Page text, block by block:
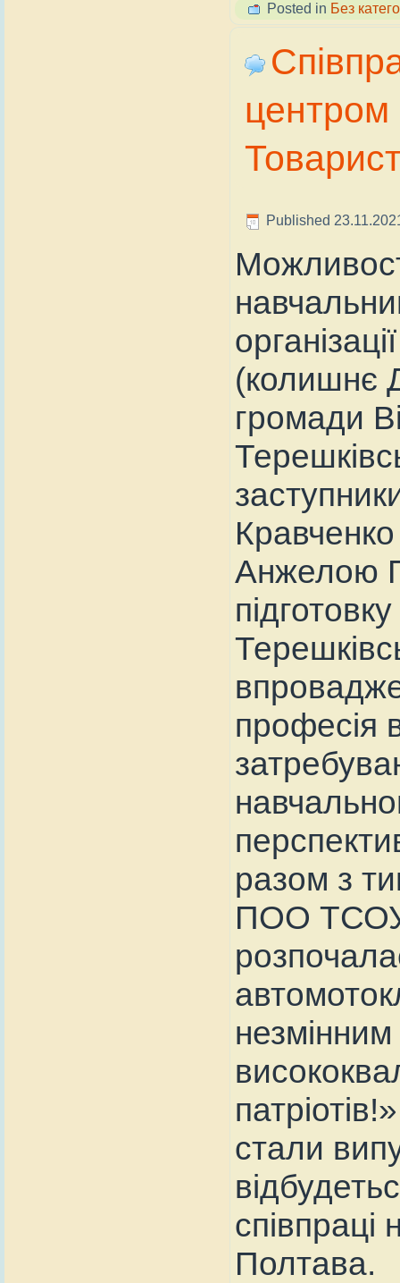
Posted in Без
центром
Published
(колишнє
громади
Анжелою
професія
разом з
ПОО ТСОУ
стали
Полтава.